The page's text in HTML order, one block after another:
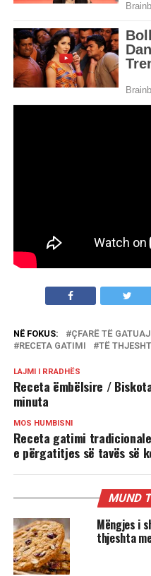
NË FOKUS: ÇFARË TË GATUAJ
RECETA GATIMI
TË
LAJMI I RRADHËS
Receta ëmbëlsire /
minuta
MOS HUMBISNI
Receta gatimi
e përgatitjes së tavës së
MUND
Mëngjes i
thjeshta